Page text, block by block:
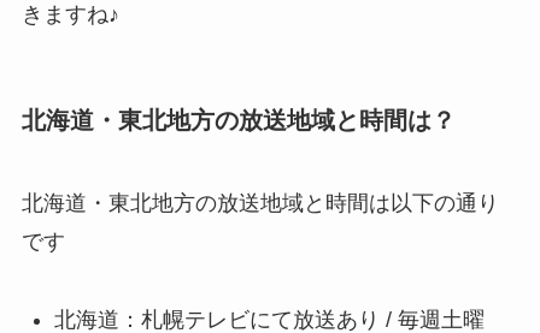
きますね♪
北海道・東北地方の放送地域と時間は？
北海道・東北地方の放送地域と時間は以下の通り
です
北海道：札幌テレビにて放送あり / 毎週土曜